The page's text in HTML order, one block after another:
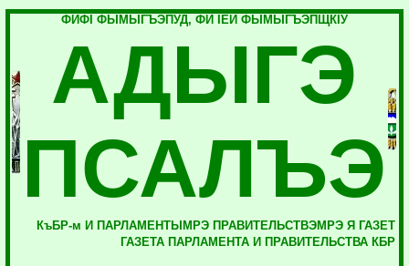
ФИФI ФЫМЫГЪЭПУД, ФИ IЕЙ ФЫМЫГЪЭПЩКIУ
АДЫГЭ
ПСАЛЪЭ
КъБР-м И ПАРЛАМЕНТЫМРЭ ПРАВИТЕЛЬСТВЭМРЭ Я ГАЗЕТ
ГАЗЕТА ПАРЛАМЕНТА И ПРАВИТЕЛЬСТВА КБР